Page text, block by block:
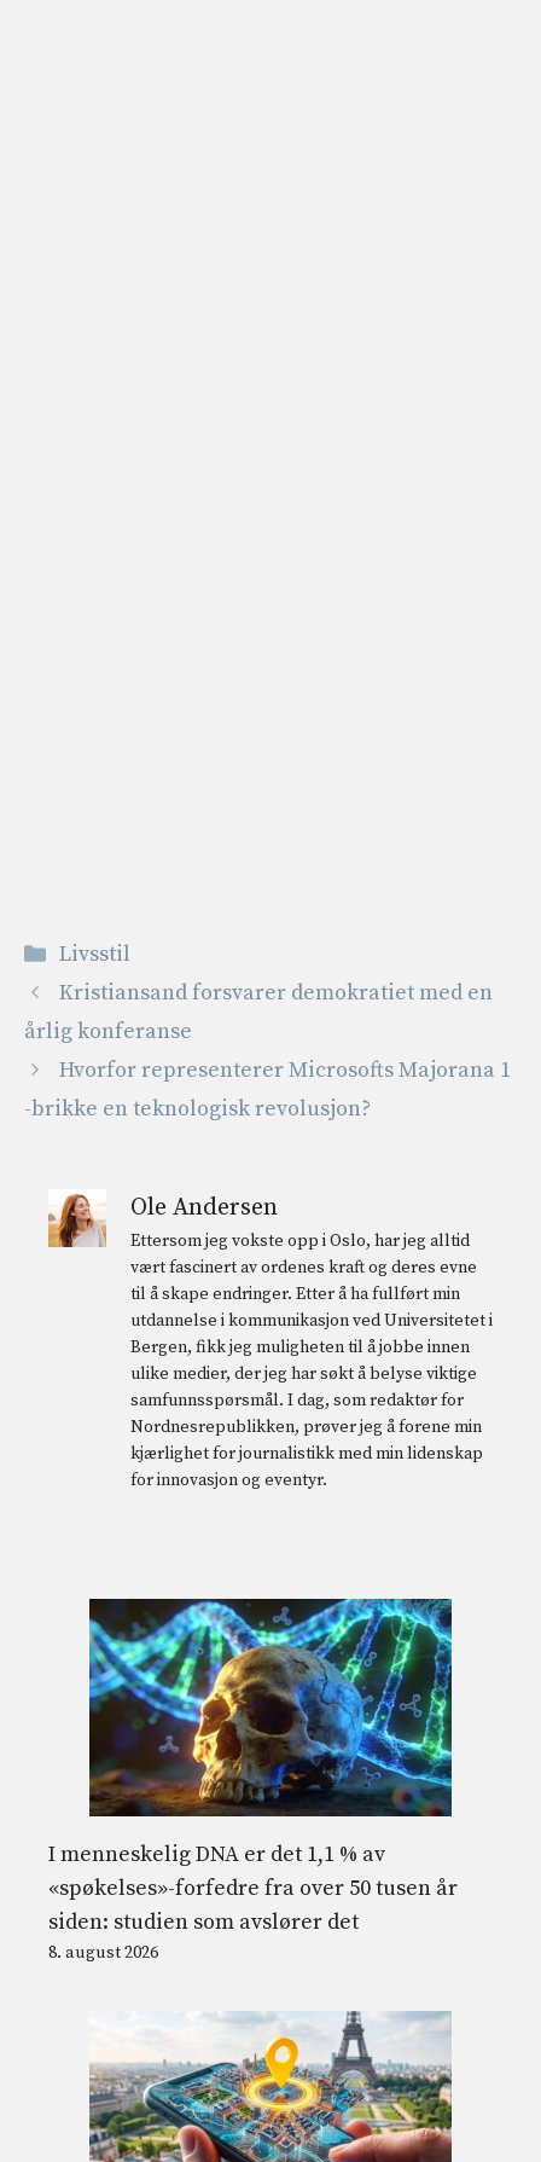
Kategorier
Livsstil
Kristiansand forsvarer demokratiet med en
årlig konferanse
Hvorfor representerer Microsofts Majorana 1
-brikke en teknologisk revolusjon?
Ole Andersen
Ettersom jeg vokste opp i Oslo, har jeg alltid
vært fascinert av ordenes kraft og deres evne
til å skape endringer. Etter å ha fullført min
utdannelse i kommunikasjon ved Universitetet i
Bergen, fikk jeg muligheten til å jobbe innen
ulike medier, der jeg har søkt å belyse viktige
samfunnsspørsmål. I dag, som redaktør for
Nordnesrepublikken, prøver jeg å forene min
kjærlighet for journalistikk med min lidenskap
for innovasjon og eventyr.
I menneskelig DNA er det 1,1 % av
«spøkelses»-forfedre fra over 50 tusen år
siden: studien som avslører det
8. august 2026